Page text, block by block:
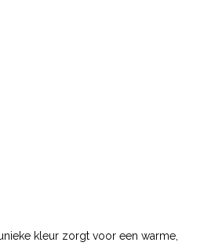
kleur zorgt voor een warme,